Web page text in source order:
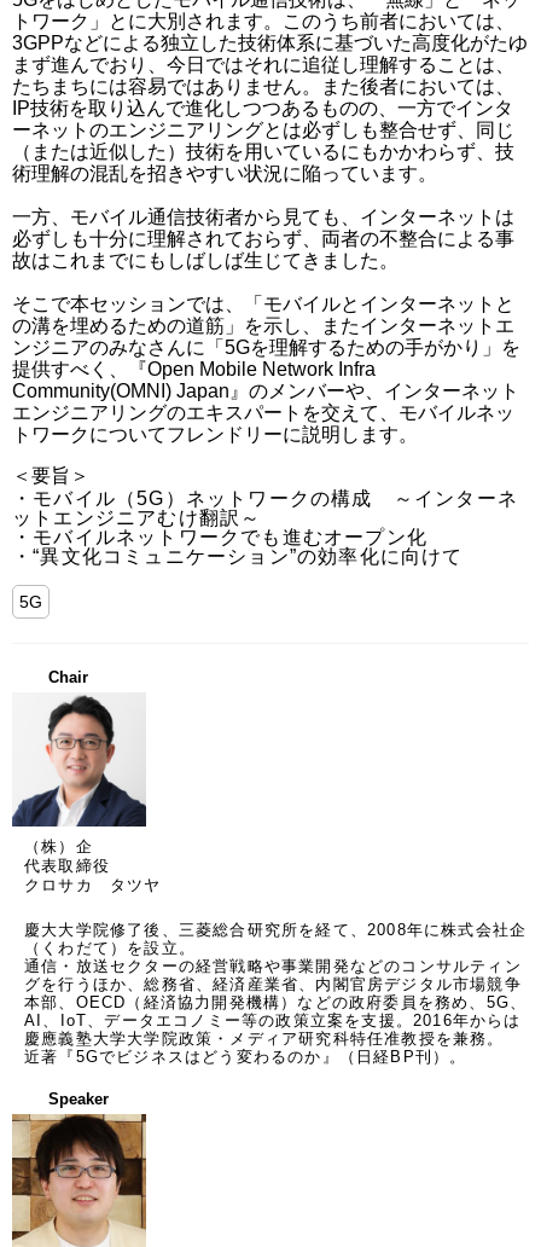
トワーク」とに大別されます。このうち前者においては、
3GPPなどによる独立した技術体系に基づいた高度化がたゆ
まず進んでおり、今日ではそれに追従し理解することは、
たちまちには容易ではありません。また後者においては、
IP技術を取り込んで進化しつつあるものの、一方でインタ
ーネットのエンジニアリングとは必ずしも整合せず、同じ
（または近似した）技術を用いているにもかかわらず、技
術理解の混乱を招きやすい状況に陥っています。
一方、モバイル通信技術者から見ても、インターネットは
必ずしも十分に理解されておらず、両者の不整合による事
故はこれまでにもしばしば生じてきました。
そこで本セッションでは、「モバイルとインターネットと
の溝を埋めるための道筋」を示し、またインターネットエ
ンジニアのみなさんに「5Gを理解するための手がかり」を
提供すべく、『Open Mobile Network Infra
Community(OMNI) Japan』のメンバーや、インターネット
エンジニアリングのエキスパートを交えて、モバイルネッ
トワークについてフレンドリーに説明します。
＜要旨＞
・モバイル（5G）ネットワークの構成　～インターネ
ットエンジニアむけ翻訳～
・モバイルネットワークでも進むオープン化
・“異文化コミュニケーション”の効率化に向けて
5G
Chair
（株）企
代表取締役
クロサカ タツヤ
慶大大学院修了後、三菱総合研究所を経て、2008年に株式会社企
（くわだて）を設立。
通信・放送セクターの経営戦略や事業開発などのコンサルティン
グを行うほか、総務省、経済産業省、内閣官房デジタル市場競争
本部、OECD（経済協力開発機構）などの政府委員を務め、5G、
AI、IoT、データエコノミー等の政策立案を支援。2016年からは
慶應義塾大学大学院政策・メディア研究科特任准教授を兼務。
近著『5Gでビジネスはどう変わるのか』（日経BP刊）。
Speaker